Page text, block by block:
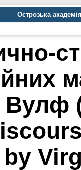
Острозька
by